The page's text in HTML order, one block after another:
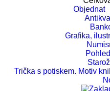
Objednat
Grafika,
Trička s potiskem. Motiv